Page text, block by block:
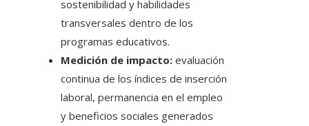
sostenibilidad y habilidades
transversales dentro de los
programas educativos.
Medición de impacto: evaluación
continua de los índices de inserción
laboral, permanencia en el empleo
y beneficios sociales generados